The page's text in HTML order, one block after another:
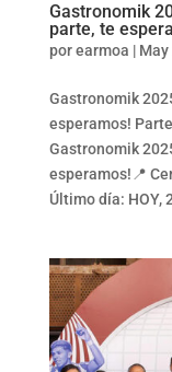
Gastronomik
parte, te
porearmoa | May
Gastronomik
esperamos!
Gastronomik
esperamos!📍
Último día: HOY,